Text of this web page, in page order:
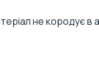
не кородує в